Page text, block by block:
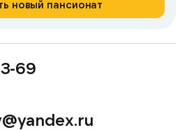
новый пансионат
69